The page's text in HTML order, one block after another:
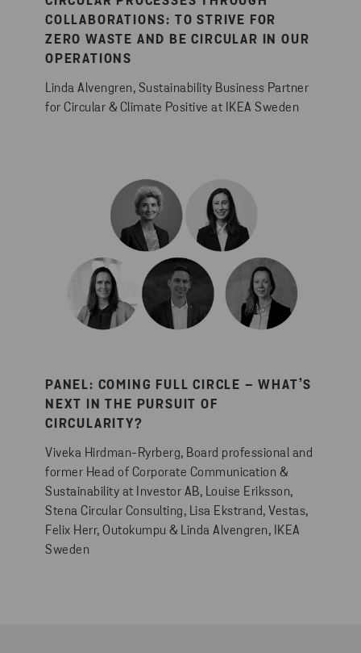
COLLABORATIONS: TO STRIVE FOR
ZERO WASTE AND BE CIRCULAR IN OUR
OPERATIONS
Linda Alvengren, Sustainability Business Partner
for Circular & Climate Positive at IKEA Sweden
PANEL: COMING FULL CIRCLE – WHAT’S
NEXT IN THE PURSUIT OF
CIRCULARITY?
Viveka Hirdman-Ryrberg, Board professional and
former Head of Corporate Communication &
Sustainability at Investor AB, Louise Eriksson,
Stena Circular Consulting, Lisa Ekstrand, Vestas,
Felix Herr, Outokumpu & Linda Alvengren, IKEA
Sweden